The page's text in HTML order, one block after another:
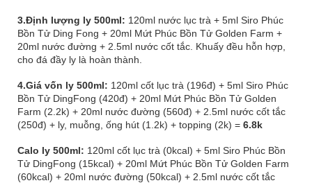
3.Định lượng ly 500ml: 120ml nước lục trà + 5ml Siro Phúc
Bồn Tử Ding Fong + 20ml Mứt Phúc Bồn Tử Golden Farm +
20ml nước đường + 2.5ml nước cốt tắc. Khuấy đều hỗn hợp,
cho đá đầy ly là hoàn thành.
4.Giá vốn ly 500ml: 120ml cốt lục trà (196đ) + 5ml Siro Phúc
Bồn Tử DingFong (420đ) + 20ml Mứt Phúc Bồn Tử Golden
Farm (2.2k) + 20ml nước đường (560đ) + 2.5ml nước cốt tắc
(250đ) + ly, muỗng, ống hút (1.2k) + topping (2k) = 6.8k
Calo ly 500ml: 120ml cốt lục trà (0kcal) + 5ml Siro Phúc Bồn
Tử DingFong (15kcal) + 20ml Mứt Phúc Bồn Tử Golden Farm
(60kcal) + 20ml nước đường (50kcal) + 2.5ml nước cốt tắc